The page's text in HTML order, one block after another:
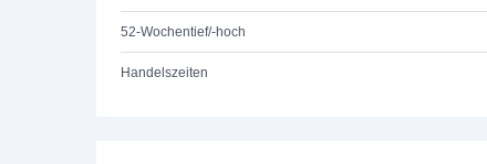
52-Wochentief/-hoch
Handelszeiten